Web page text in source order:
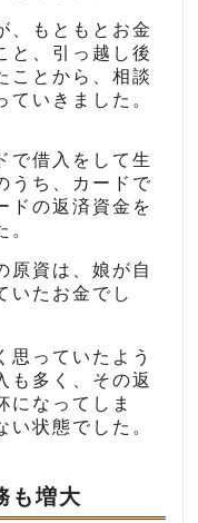
、もともとお金
と、引っ越し後
ことから、相談
ていきました。
で借入をして生
うち、カードで
ドの返済資金を
。
原資は、娘が自
いたお金でし
思っていたよう
も多く、その返
になってしま
い状態でした。
も増大